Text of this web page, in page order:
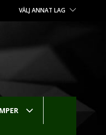
VÄLJ ANNAT LAG